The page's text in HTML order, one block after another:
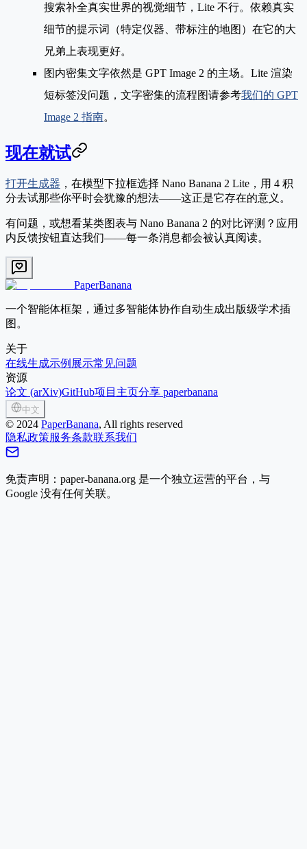
搜索补全真实世界的视觉细节，Lite 不行。依赖真实
细节的提示词（特定仪器、带标注的地图）在它的大
兄弟上表现更好。
图内密集文字依然是 GPT Image 2 的主场。Lite 渲染
短标签没问题，文字密集的流程图请参考我们的 GPT
Image 2 指南。
现在就试
打开生成器 ，在模型下拉框选择 Nano Banana 2 Lite ，用 4 积
分去试那些你平时会犹豫的想法——这正是它存在的意义。
有问题，或想看某类图表与 Nano Banana 2 的对比评测？应用
内反馈按钮直达我们——每一条消息都会被认真阅读。
PaperBanana
一个智能体框架，通过多智能体协作自动生成出版级学术插
图。
关于
在线生成示例展示常见问题
资源
论文 (arXiv)GitHub项目主页分享 paperbanana
中文
© 2024 PaperBanana, All rights reserved
隐私政策服务条款联系我们
免责声明：paper-banana.org 是一个独立运营的平台，与
Google 没有任何关联。